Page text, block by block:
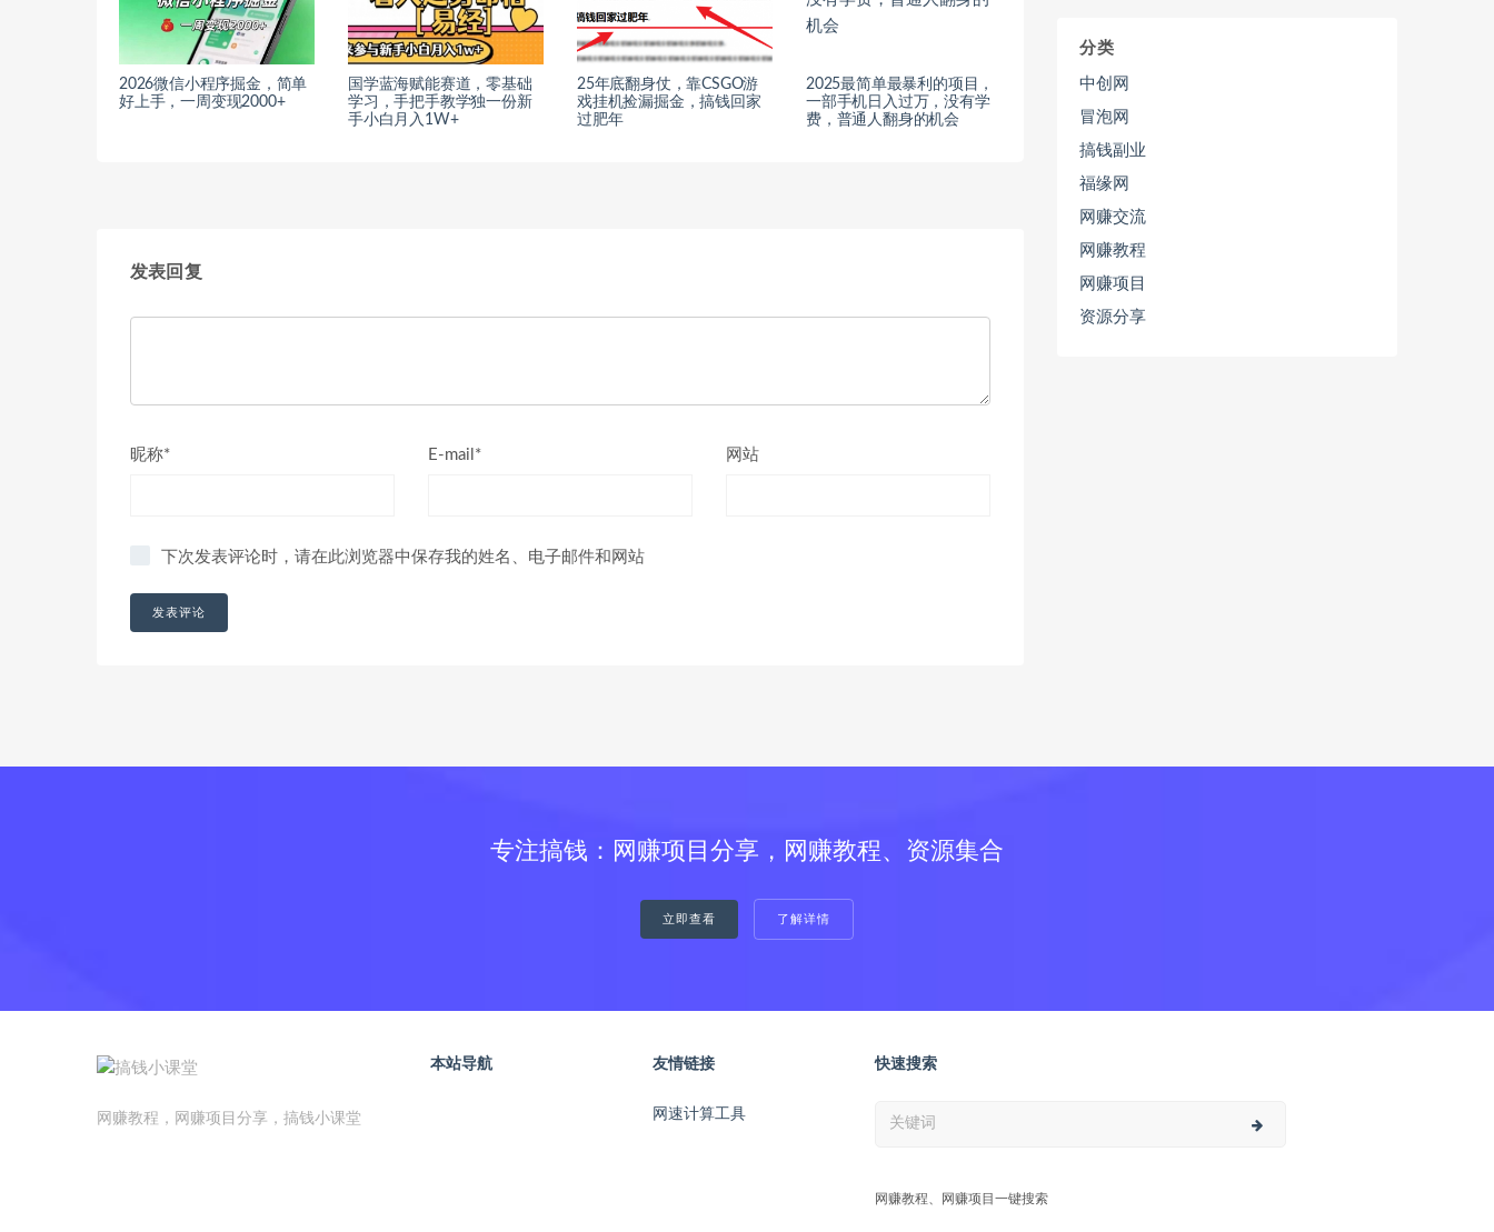
2026微信小程序掘金，简单
好上手，一周变现2000+
国学蓝海赋能赛道，零基础
学习，手把手教学独一份新
手小白月入1W+
25年底翻身仗，靠CSGO游
戏挂机捡漏掘金，搞钱回家
过肥年
2025最简单最暴利的项目，
一部手机日入过万，没有学
费，普通人翻身的机会
发表回复
昵称* E-mail* 网站
下次发表评论时，请在此浏览器中保存我的姓名、电子邮件和网站
分类
中创网
冒泡网
搞钱副业
福缘网
网赚交流
网赚教程
网赚项目
资源分享
专注搞钱：网赚项目分享，网赚教程、资源集合
立即查看 了解详情
网赚教程，网赚项目分享，搞钱小课堂
本站导航 友情链接
网速计算工具
快速搜索
网赚教程、网赚项目一键搜索